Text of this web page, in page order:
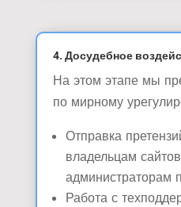
4. Досудебное
На этом этапе мы
по мирному
Отправка
владельцам
администраторам
Работа с